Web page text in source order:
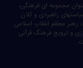
مجموعه ای فرهنگی،
راهبردی و کلان
رهبر معظم انقلاب اسلامی
و ترویج فرهنگ قرآنی